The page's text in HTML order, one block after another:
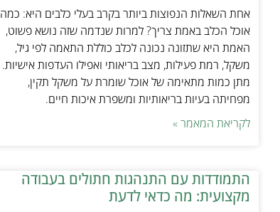
אחת השאלות הנפוצות ביותר בקרב בעלי כלבים היא: כמה
אוכל הכלב באמת צריך? למרות שנדמה שזה נושא פשוט,
האמת היא שתזונה נכונה לכלב כוללת התאמה לפי גיל,
משקל, רמת פעילות, מצב בריאותי ואפילו העדפות אישיות.
מתן כמות מתאימה של אוכל שומרת על משקל תקין,
מפחיתה בעיות בריאותיות ומשפרת איכות חיים.
לקריאת המאמר »
התמודדות עם התנהגות חתולים בעבודה
מקצועית: מה כדאי לדעת